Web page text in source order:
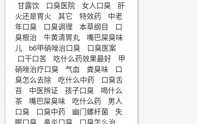
甘露饮
口臭医院 女人口臭
肝
火还是胃火
其它 特效药
中老
年口臭
口臭调理 本草纲目
口
臭根治
牛黄清胃丸
嘴巴屎臭味
儿
b6甲硝唑治口臭
口臭医案
口干口苦
吃什么药效果最好
甲
硝唑治疗口臭
气血 粪臭味
口
臭怎么去除
吃什么中药
口臭舌
苔
中医辨证 孩子口臭
喝什么
茶
嘴巴屎臭味 吃什么药
男人
口臭
口臭中药 幽门螺杆菌
失
眠口臭
鼻炎口臭
口臭怎么治